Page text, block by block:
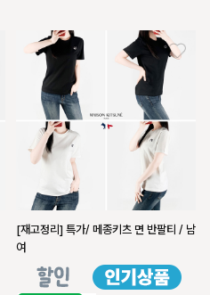
[재고정리] 특가/ 메종키츠 면 반팔티 / 남
여